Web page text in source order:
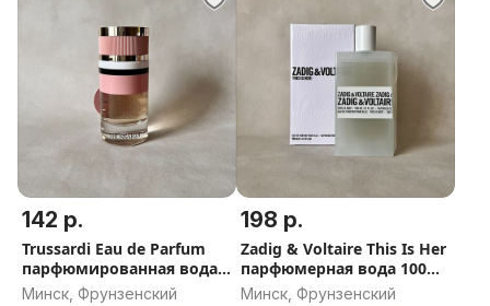
142 р.
Trussardi Eau de Parfum
парфюмированная вода
90 мл, оригинал, Италия
Минск, Фрунзенский
198 р.
Zadig & Voltaire This Is Her
парфюмерная вода 100
мл, оригинал, Франция
Минск, Фрунзенский